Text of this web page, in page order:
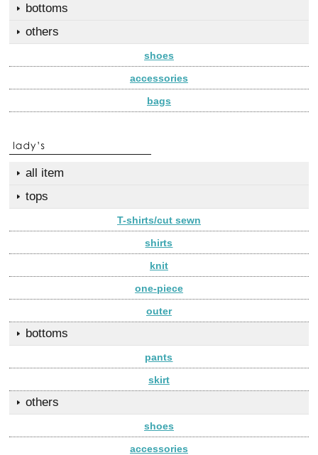
bottoms
others
shoes
accessories
bags
all item
tops
T-shirts/cut sewn
shirts
knit
one-piece
outer
bottoms
pants
skirt
others
shoes
accessories